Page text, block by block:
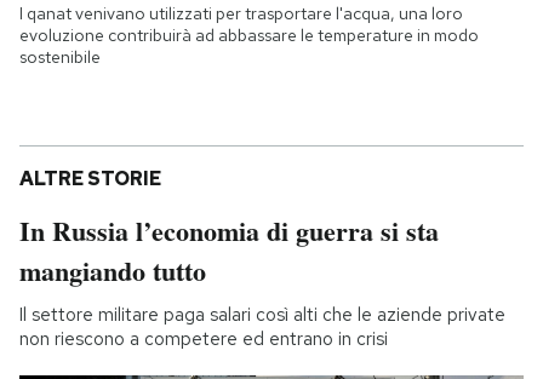
I qanat venivano utilizzati per trasportare l'acqua, una loro
evoluzione contribuirà ad abbassare le temperature in modo
sostenibile
ALTRE STORIE
In Russia l’economia di guerra si sta
mangiando tutto
Il settore militare paga salari così alti che le aziende private
non riescono a competere ed entrano in crisi